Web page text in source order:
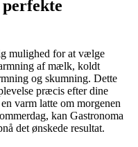
mulighed for at vælge
af mælk, koldt
og skumning. Dette
præcis efter dine
varm latte om morgenen
kan Gastronoma
det ønskede resultat.